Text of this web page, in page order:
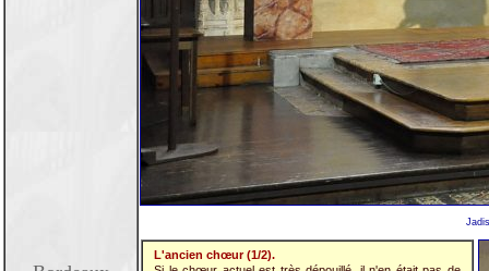
L'ancien chœur (1/2).